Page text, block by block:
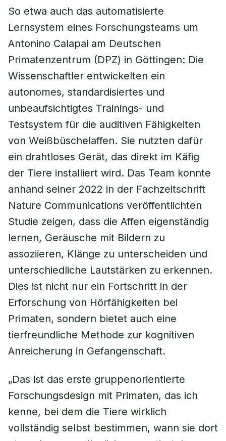
So etwa auch das automatisierte
Lernsystem eines Forschungsteams um
Antonino Calapai am Deutschen
Primatenzentrum (DPZ) in Göttingen: Die
Wissenschaftler entwickelten ein
autonomes, standardisiertes und
unbeaufsichtigtes Trainings- und
Testsystem für die auditiven Fähigkeiten
von Weißbüschelaffen. Sie nutzten dafür
ein drahtloses Gerät, das direkt im Käfig
der Tiere installiert wird. Das Team konnte
anhand seiner 2022 in der Fachzeitschrift
Nature Communications veröffentlichten
Studie zeigen, dass die Affen eigenständig
lernen, Geräusche mit Bildern zu
assoziieren, Klänge zu unterscheiden und
unterschiedliche Lautstärken zu erkennen.
Dies ist nicht nur ein Fortschritt in der
Erforschung von Hörfähigkeiten bei
Primaten, sondern bietet auch eine
tierfreundliche Methode zur kognitiven
Anreicherung in Gefangenschaft.
„Das ist das erste gruppenorientierte
Forschungsdesign mit Primaten, das ich
kenne, bei dem die Tiere wirklich
vollständig selbst bestimmen, wann sie dort